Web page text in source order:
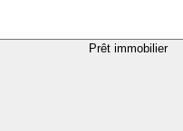
Prêt immobilier